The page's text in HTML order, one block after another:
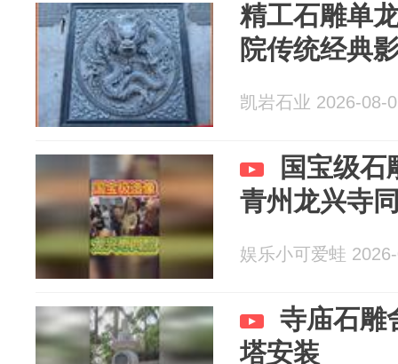
精工石雕单
院传统经典
凯岩石业 2026-08-
国宝级石
青州龙兴寺
娱乐小可爱蛙
寺庙石雕
塔安装